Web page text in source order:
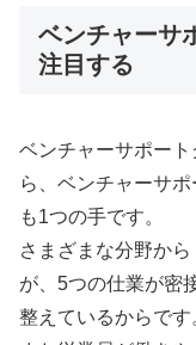
ベンチャーサ
注目する
ベンチャーサポー
ら、ベンチャーサ
も1つの手です。
さまざまな分野か
が、5つの仕業が密
整えているからです